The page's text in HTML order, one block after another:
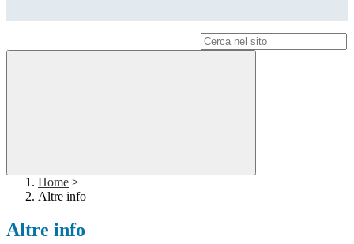
Home >
Altre info
Altre info